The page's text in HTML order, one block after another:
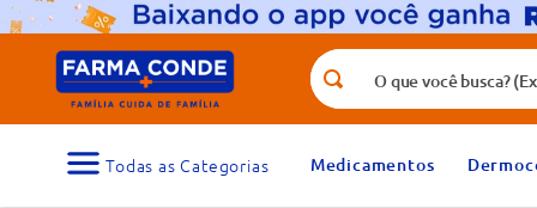
O que você busca? (Ex.: vitamina,
Medicamentos
Termos mais buscados
1
medicamento